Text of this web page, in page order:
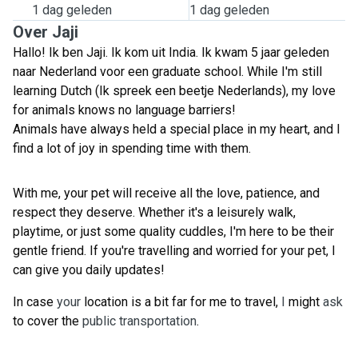
1 dag geleden 1 dag geleden
Over Jaji
Hallo! Ik ben Jaji. Ik kom uit India. Ik kwam 5 jaar geleden
naar Nederland voor een graduate school. While I'm still
learning Dutch (Ik spreek een beetje Nederlands), my love
for animals knows no language barriers!
Animals have always held a special place in my heart, and I
find a lot of joy in spending time with them.
With me, your pet will receive all the love, patience, and
respect they deserve. Whether it's a leisurely walk,
playtime, or just some quality cuddles, I'm here to be their
gentle friend. If you're travelling and worried for your pet, I
can give you daily updates!
In case your location is a bit far for me to travel, I might ask
to cover the public transportation.